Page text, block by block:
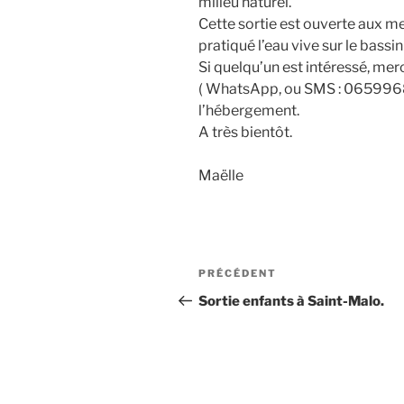
Cette sortie est ouverte aux
pratiqué l’eau vive sur le
Si quelqu’un est intéressé,
( WhatsApp, ou SMS :
l’hébergement.
A très bientôt.
Maëlle
Navigation
de
Article
précédent
PRÉCÉDENT
Sortie enfants à Saint-Malo.